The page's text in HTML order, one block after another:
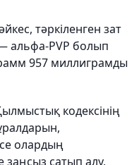
тәркіленген зат
альфа-PVP болып
957 миллиграмды
кодексінің
олардың
заңсыз сатып алу,